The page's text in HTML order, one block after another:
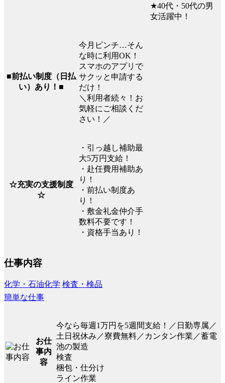
★40代・50代の男
女活躍中！
■前払い制度（日払
い）あり！■
今月ピンチ…そん
な時に利用OK！
スマホのアプリで
サクッと申請する
だけ！
＼利用者続々！お
気軽にご相談くだ
さい！／
☆充実の支援制度
☆
・引っ越し補助最
大5万円支給！
・赴任費用補助あ
り！
・前払い制度あ
り！
・敷金礼金仲介手
数料不要です！
・資格手当あり！
仕事内容
化学・石油化学 検査・検品
簡単な仕事
お仕
事内
容
今なら毎週1万円を5週間支給！／日勤専属／
土日祝休み／寮費無料／カンタン作業／蓄電
池の製造
検査
梱包・仕分け
ライン作業